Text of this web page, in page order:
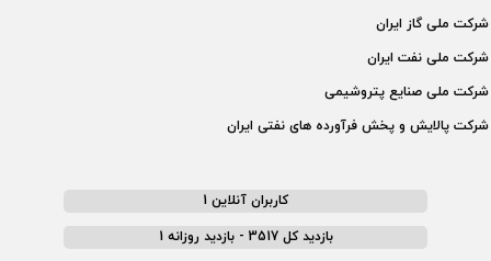
شركت ملی گاز ايران
شركت ملی نفت ايران
شركت ملی صنايع پتروشيمی
شركت پالايش و پخش فرآورده های نفتی ايران
کاربران آنلاین 1
بازدید کل 3517 - بازدید روزانه 1